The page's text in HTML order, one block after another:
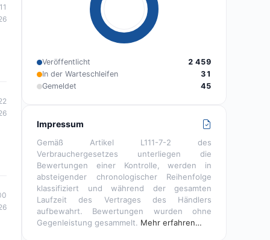
Veröffentlicht
2 459
In der Warteschleifen
31
Gemeldet
45
Impressum
Gemäß Artikel L111-7-2 des
Verbrauchergesetzes unterliegen die
Bewertungen einer Kontrolle, werden in
absteigender chronologischer Reihenfolge
klassifiziert und während der gesamten
Laufzeit des Vertrages des Händlers
aufbewahrt. Bewertungen wurden ohne
Gegenleistung gesammelt. Mehr erfahren…